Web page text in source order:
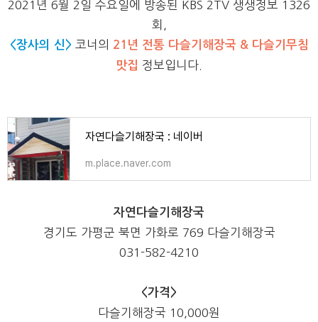
2021년 6월 2일 수요일에 방송된 KBS 2TV 생생정보 1326
회,
<장사의 신> 코너의 21년 전통 다슬기해장국 & 다슬기무침
맛집 정보입니다.
자연다슬기해장국 : 네이버
m.place.naver.com
자연다슬기해장국
경기도 가평군 북면 가화로 769 다슬기해장국
031-582-4210
<가격>
다슬기해장국 10,000원